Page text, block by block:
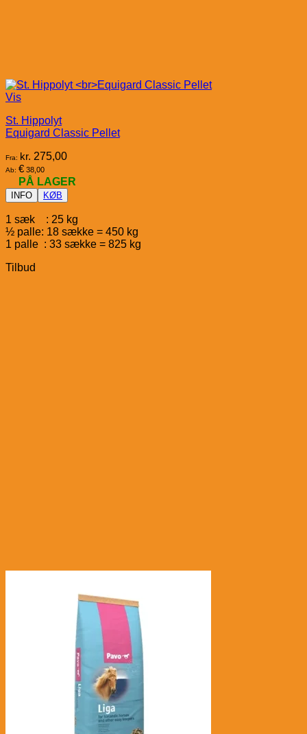
Vis
St. Hippolyt
Equigard Classic Pellet
Fra: kr. 275,00
Ab: € 38,00
PÅ LAGER
INFO KØB
1 sæk : 25 kg
½ palle: 18 sække = 450 kg
1 palle : 33 sække = 825 kg
Tilbud